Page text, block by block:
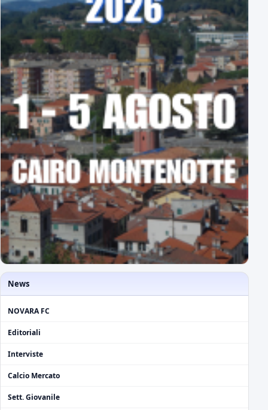
News
NOVARA FC
Editoriali
Interviste
Calcio Mercato
Sett. Giovanile